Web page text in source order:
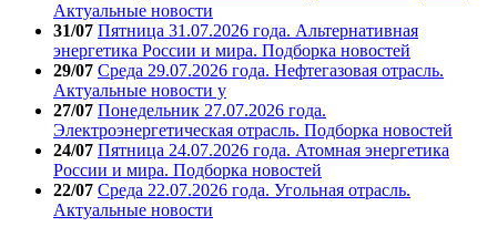
Актуальные новости
31/07 Пятница 31.07.2026 года. Альтернативная
энергетика России и мира. Подборка новостей
29/07 Среда 29.07.2026 года. Нефтегазовая отрасль.
Актуальные новости у
27/07 Понедельник 27.07.2026 года.
Электроэнергетическая отрасль. Подборка новостей
24/07 Пятница 24.07.2026 года. Атомная энергетика
России и мира. Подборка новостей
22/07 Среда 22.07.2026 года. Угольная отрасль.
Актуальные новости